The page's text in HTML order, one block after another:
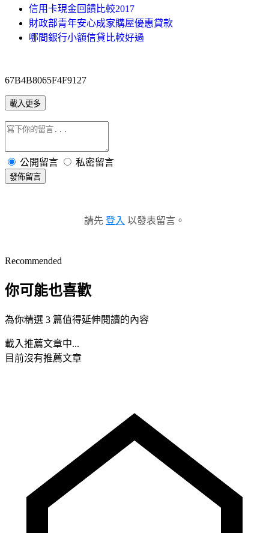
信用卡現金回饋比較2017
財政部青年安心成家購屋優惠貸款
哪間銀行小額信貸比較好過
67B4B8065F4F9127
載入更多
公開留言 私密留言
發佈留言
請先 登入 以發表留言。
Recommended
你可能也喜歡
為你精選 3 篇值得延伸閱讀的內容
載入推薦文章中...
目前沒有推薦文章